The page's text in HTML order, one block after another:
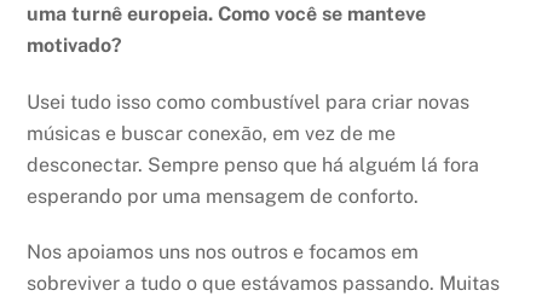
uma turnê europeia. Como você se manteve
motivado?
Usei tudo isso como combustível para criar novas
músicas e buscar conexão, em vez de me
desconectar. Sempre penso que há alguém lá fora
esperando por uma mensagem de conforto.
Nos apoiamos uns nos outros e focamos em
sobreviver a tudo o que estávamos passando. Muitas